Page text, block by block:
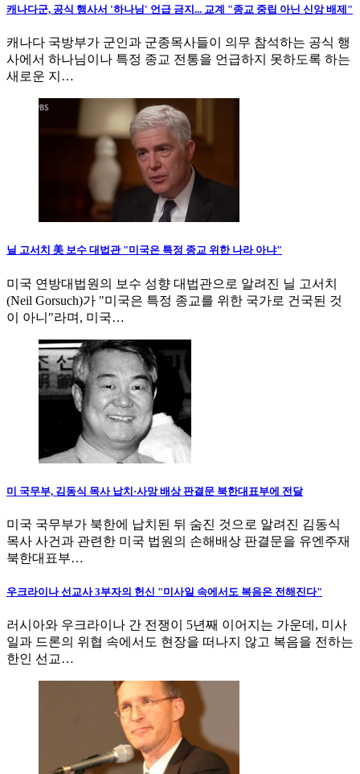
캐나다군, 공식 행사서 '하나님' 언급 금지... 교계 "종교 중립 아닌 신앙 배제"
캐나다 국방부가 군인과 군종목사들이 의무 참석하는 공식 행
사에서 하나님이나 특정 종교 전통을 언급하지 못하도록 하는
새로운 지…
닐 고서치 美 보수 대법관 "미국은 특정 종교 위한 나라 아냐"
미국 연방대법원의 보수 성향 대법관으로 알려진 닐 고서치
(Neil Gorsuch)가 "미국은 특정 종교를 위한 국가로 건국된 것
이 아니"라며, 미국…
미 국무부, 김동식 목사 납치·사망 배상 판결문 북한대표부에 전달
미국 국무부가 북한에 납치된 뒤 숨진 것으로 알려진 김동식
목사 사건과 관련한 미국 법원의 손해배상 판결문을 유엔주재
북한대표부…
우크라이나 선교사 3부자의 헌신 "미사일 속에서도 복음은 전해진다"
러시아와 우크라이나 간 전쟁이 5년째 이어지는 가운데, 미사
일과 드론의 위협 속에서도 현장을 떠나지 않고 복음을 전하는
한인 선교…